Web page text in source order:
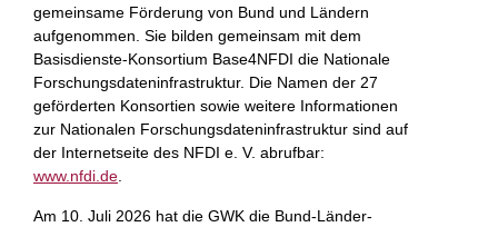
gemeinsame Förderung von Bund und Ländern
aufgenommen. Sie bilden gemeinsam mit dem
Basisdienste-Konsortium Base4NFDI die Nationale
Forschungsdateninfrastruktur. Die Namen der 27
geförderten Konsortien sowie weitere Informationen
zur Nationalen Forschungsdateninfrastruktur sind auf
der Internetseite des NFDI e. V. abrufbar:
www.nfdi.de
Am 10. Juli 2026 hat die GWK die Bund-Länder-